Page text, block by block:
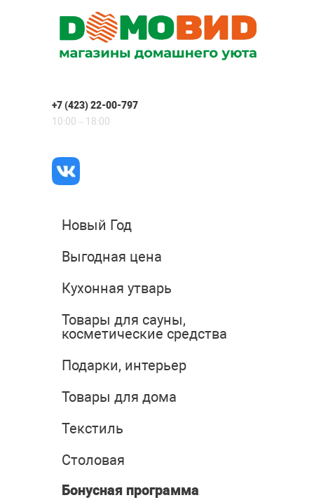
+7 (423) 22-00-797
10:00 – 18:00
Новый Год
Выгодная цена
Кухонная утварь
Товары для сауны,
косметические средства
Подарки, интерьер
Товары для дома
Текстиль
Столовая
Бонусная программа